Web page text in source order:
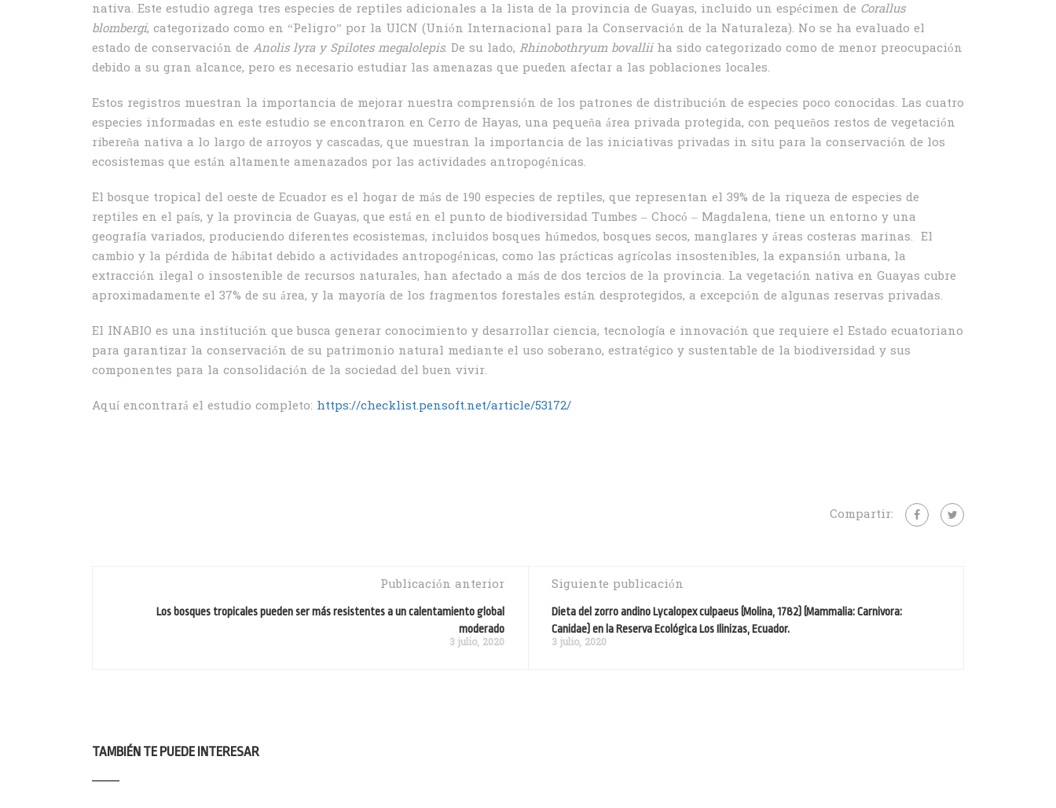
nativa. Este estudio agrega tres especies de reptiles adicionales a la lista de la provincia de Guayas, incluido un espécimen de Corallus
blombergi, categorizado como en “Peligro” por la UICN (Unión Internacional para la Conservación de la Naturaleza). No se ha evaluado el
estado de conservación de Anolis lyra y Spilotes megalolepis. De su lado, Rhinobothryum bovalliiha sido categorizado como de menor preocupación
debido a su gran alcance, pero es necesario estudiar las amenazas que pueden afectar a las poblaciones locales.
Estos registros muestran la importancia de mejorar nuestra comprensión de los patrones de distribución de especies poco conocidas. Las cuatro
especies informadas en este estudio se encontraron en Cerro de Hayas, una pequeña área privada protegida, con pequeños restos de vegetación
ribereña nativa a lo largo de arroyos y cascadas, que muestran la importancia de las iniciativas privadas in situ para la conservación de los
ecosistemas que están altamente amenazados por las actividades antropogénicas.
El bosque tropical del oeste de Ecuador es el hogar de más de 190 especies de reptiles, que representan el 39% de la riqueza de especies de
reptiles en el país, y la provincia de Guayas, que está en el punto de biodiversidad Tumbes – Chocó – Magdalena, tiene un entorno y una
geografía variados, produciendo diferentes ecosistemas, incluidos bosques húmedos, bosques secos, manglares y áreas costeras marinas. El
cambio y la pérdida de hábitat debido a actividades antropogénicas, como las prácticas agrícolas insostenibles, la expansión urbana, la
extracción ilegal o insostenible de recursos naturales, han afectado a más de dos tercios de la provincia. La vegetación nativa en Guayas cubre
aproximadamente el 37% de su área, y la mayoría de los fragmentos forestales están desprotegidos, a excepción de algunas reservas privadas.
El INABIO es una institución que busca generar conocimiento y desarrollar ciencia, tecnología e innovación que requiere el Estado ecuatoriano
para garantizar la conservación de su patrimonio natural mediante el uso soberano, estratégico y sustentable de la biodiversidad y sus
componentes para la consolidación de la sociedad del buen vivir.
Aquí encontrará el estudio completo: https://checklist.pensoft.net/article/53172/
Compartir:
Publicación anterior
Los bosques tropicales pueden ser más resistentes a un calentamiento global
moderado
3 julio, 2020
Siguiente publicación
Dieta del zorro andino Lycalopex culpaeus (Molina, 1782) (Mammalia: Carnivora:
Canidae) en la Reserva Ecológica Los Ilinizas, Ecuador.
3 julio, 2020
TAMBIÉN TE PUEDE INTERESAR